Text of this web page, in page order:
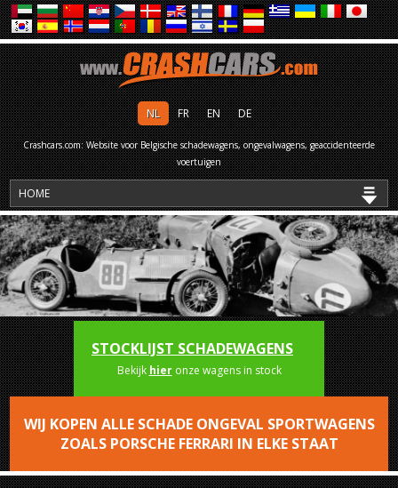
NL FR EN DE
Crashcars.com: Website voor Belgische schadewagens, ongevalwagens, geaccidenteerde
voertuigen
STOCKLIJST SCHADEWAGENS
Bekijk hieronze wagens in stock
WIJ KOPEN ALLE SCHADE ONGEVAL SPORTWAGENS
ZOALS PORSCHE FERRARI IN ELKE STAAT